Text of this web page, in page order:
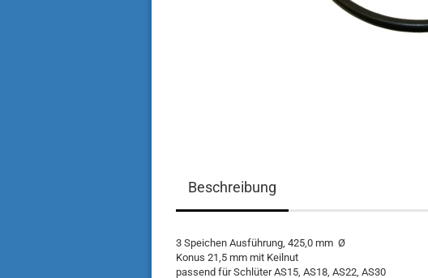
Beschreibung
3 Speichen Ausführung, 425,0 mm Ø
Konus 21,5 mm mit Keilnut
passend für Schlüter AS15, AS18, AS22, AS30